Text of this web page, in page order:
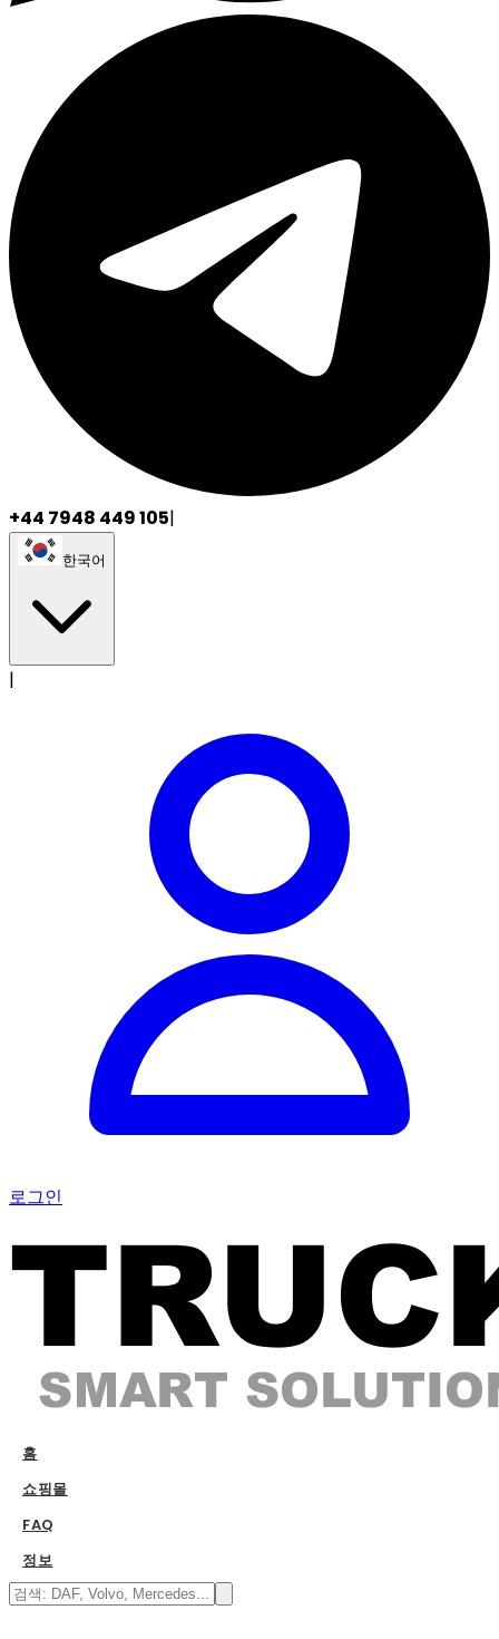
+44 7948 449 105|
한국어
|
로그인
홈
쇼핑몰
FAQ
정보